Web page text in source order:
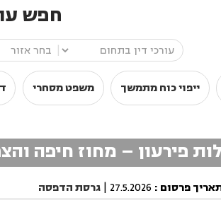
חפש
ייפוי כוח מתמשך משפט מסחרי
פירעון – מחוז חיפה
פרסום :
27.5.2026
| גרסת הדפסה